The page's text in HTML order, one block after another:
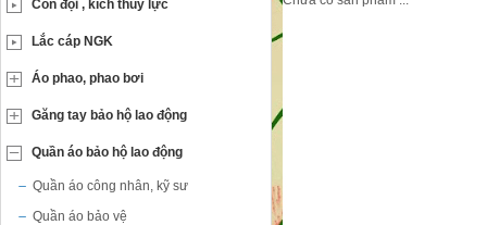
Con đội , kích thủy lực
Lắc cáp NGK
Áo phao, phao bơi
Găng tay bảo hộ lao động
Quần áo bảo hộ lao động
Quần áo công nhân, kỹ sư
Quần áo bảo vệ